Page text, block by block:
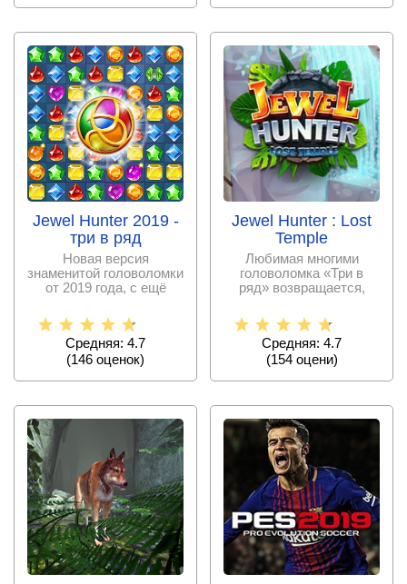
Jewel Hunter 2019 -
три в ряд
Новая версия
знаменитой головоломки
от 2019 года, с ещё
сложных
Средняя: 4.7
(146 оценок)
Jewel Hunter : Lost
Temple
Любимая многими
головоломка «Три в
ряд» возвращается,
Средняя: 4.7
(154оцени)